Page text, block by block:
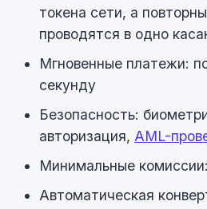
токена сети, а
проводятся в одно
Мгновенные платежи:
секунду
Безопасность:
авторизация, AML-
Минимальные
Автоматическая